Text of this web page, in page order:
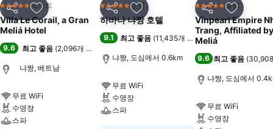
공유 즐겨찾기에 추가
5 성급 리조트
Villa Le Corail, a Gran
Meliá Hotel
9.6 최고 좋음 (2,096개 평점
냐짱, 베트남
무료 WiFi
수영장
스파
공유 즐겨찾기에 추가
5 성급 호텔
하바나 냐짱 호텔
9.1 최고 좋음 (11,435개 평점)
냐짱, 도심에서 0.6km
무료 WiFi
수영장
스파
공유 즐겨찾기
5 성급 호텔
Vinpearl Empire Nha
Trang, Affiliated by
Meliá
9.6 최고 좋음 (
냐짱, 도심에서
무료 WiFi
수영장